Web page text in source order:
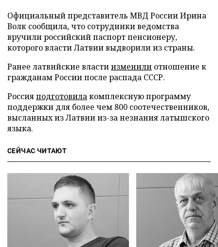
Официальный представитель МВД России Ирина
Волк сообщила, что сотрудники ведомства
вручили российский паспорт пенсионеру,
которого власти Латвии выдворили из страны.
Ранее латвийские властиизменили отношение к
гражданам России после распада СССР.
Россияподготовилакомплексную программу
поддержки для более чем 800 соотечественников,
высланных из Латвии из-за незнания латышского
языка.
СЕЙЧАС ЧИТАЮТ